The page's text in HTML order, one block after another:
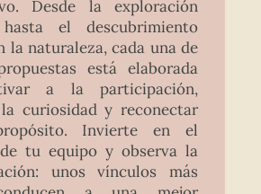
Desde la exploración
el descubrimiento
la naturaleza, cada una de
está elaborada
a la participación,
curiosidad y reconectar
Invierte en el
tu equipo y observa la
unos vínculos más